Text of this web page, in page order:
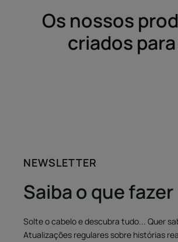
Os nossos
criados
NEWSLETTER
Saiba o que fazer
Solte o cabelo e descubra tudo... Quer
Atualizações regulares sobre histórias